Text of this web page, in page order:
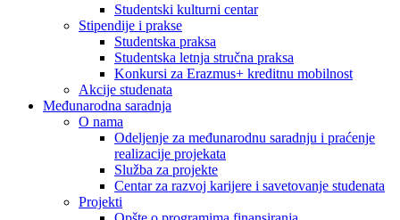
Studentski kulturni centar
Stipendije i prakse
Studentska praksa
Studentska letnja stručna praksa
Konkursi za Erazmus+ kreditnu mobilnost
Akcije studenata
Međunarodna saradnja
O nama
Odeljenje za međunarodnu saradnju i praćenje
realizacije projekata
Služba za projekte
Centar za razvoj karijere i savetovanje studenata
Projekti